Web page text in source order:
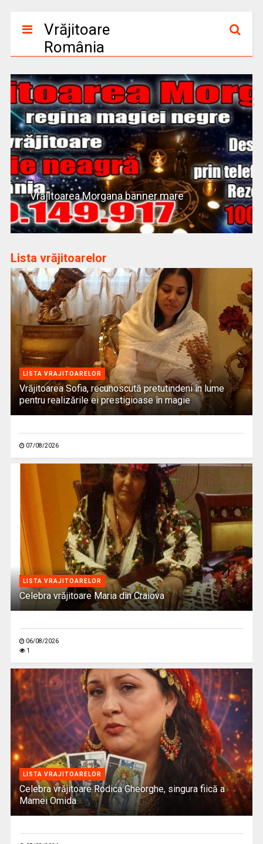
Vrăjitoare
România
Vrajitoarea Morgana banner mare
Lista vrăjitoarelor
LISTA VRAJITOARELOR
Vrăjitoarea Sofia, recunoscută pretutindeni în lume
pentru realizările ei prestigioase în magie
07/08/2026
LISTA VRAJITOARELOR
Celebra vrăjitoare Maria din Craiova
06/08/2026
1
LISTA VRAJITOARELOR
Celebra vrăjitoare Rodica Gheorghe, singura fiică a
Mamei Omida